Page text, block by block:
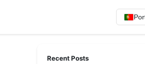
Recent Posts